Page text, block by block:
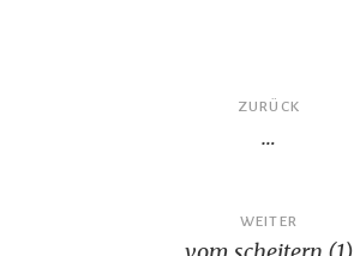
Beitragsnavigation
ZURÜCK
…
WEITER